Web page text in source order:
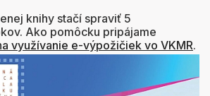
knihy stačí spraviť 5
Ako pomôcku pripájame
využívanie e-výpožičiek vo VKMR.